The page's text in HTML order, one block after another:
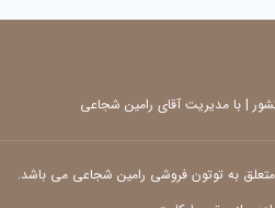
| با مدیریت آقای رامین شجاعی
به توتون فروشی رامین شجاعی می باشد.